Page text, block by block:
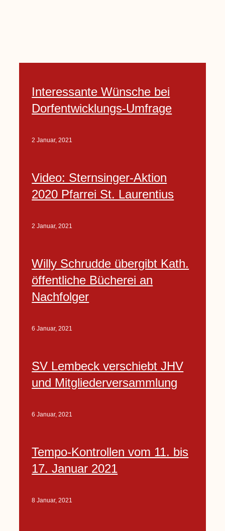
Interessante Wünsche bei
Dorfentwicklungs-Umfrage
2 Januar, 2021
Video: Sternsinger-Aktion
2020 Pfarrei St. Laurentius
2 Januar, 2021
Willy Schrudde übergibt Kath.
öffentliche Bücherei an
Nachfolger
6 Januar, 2021
SV Lembeck verschiebt JHV
und Mitgliederversammlung
6 Januar, 2021
Tempo-Kontrollen vom 11. bis
17. Januar 2021
8 Januar, 2021